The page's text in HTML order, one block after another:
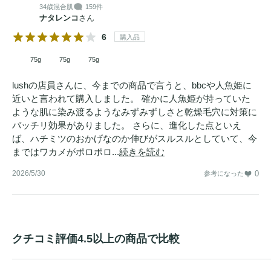
す。また、お肌を健やかに保つ働きもあります。
「セイヨウハシバミ」とも呼ばれるヘーゼルナッツから得
保ち、肌触りを柔らかくします。
＜ワカメエキス＞
ミネラルとビタミンを含むワカメから得たエキスがお肌をし
っとり柔らかな質感に整えます。
34歳混合肌 159件
ナタレンコ さん
6 購入品
75g 75g 75g
lushの店員さんに、今までの商品で言うと、bbcや人魚姫に
近いと言われて購入しました。 確かに人魚姫が持っていた
ような肌に染み渡るようなみずみずしさと乾燥毛穴に対策に
バッチリ効果がありました。 さらに、進化した点といえ
ば、ハチミツのおかげなのか伸びがスルスルとしていて、今
まではワカメがポロポロ...続きを読む
2026/5/30 参考になった 0
クチコミ評価4.5以上の商品で比較